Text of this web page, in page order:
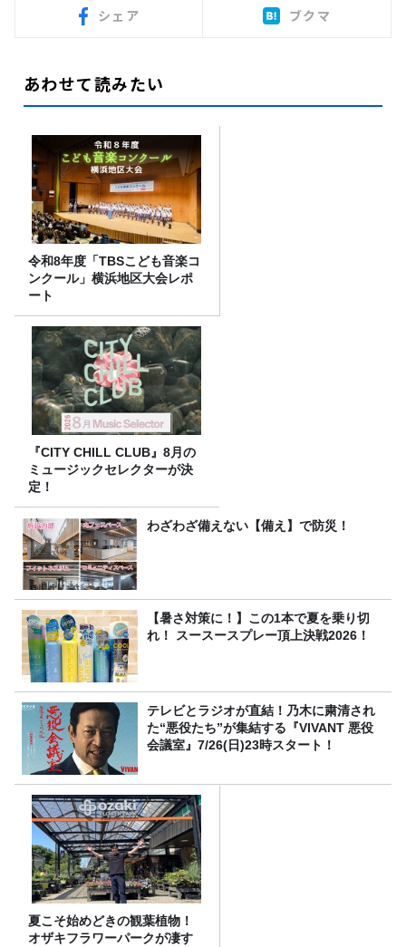
シェア ブクマ
あわせて読みたい
令和8年度「TBSこども音楽コ
ンクール」横浜地区大会レポ
ート
『CITY CHILL CLUB』8月の
ミュージックセレクターが決
定！
わざわざ備えない【備え】で防災！
【暑さ対策に！】この1本で夏を乗り切
れ！ スースースプレー頂上決戦2026！
テレビとラジオが直結！乃木に粛清され
た“悪役たち”が集結する『VIVANT 悪役
会議室』7/26(日)23時スタート！
夏こそ始めどきの観葉植物！
オザキフラワーパークが凄す